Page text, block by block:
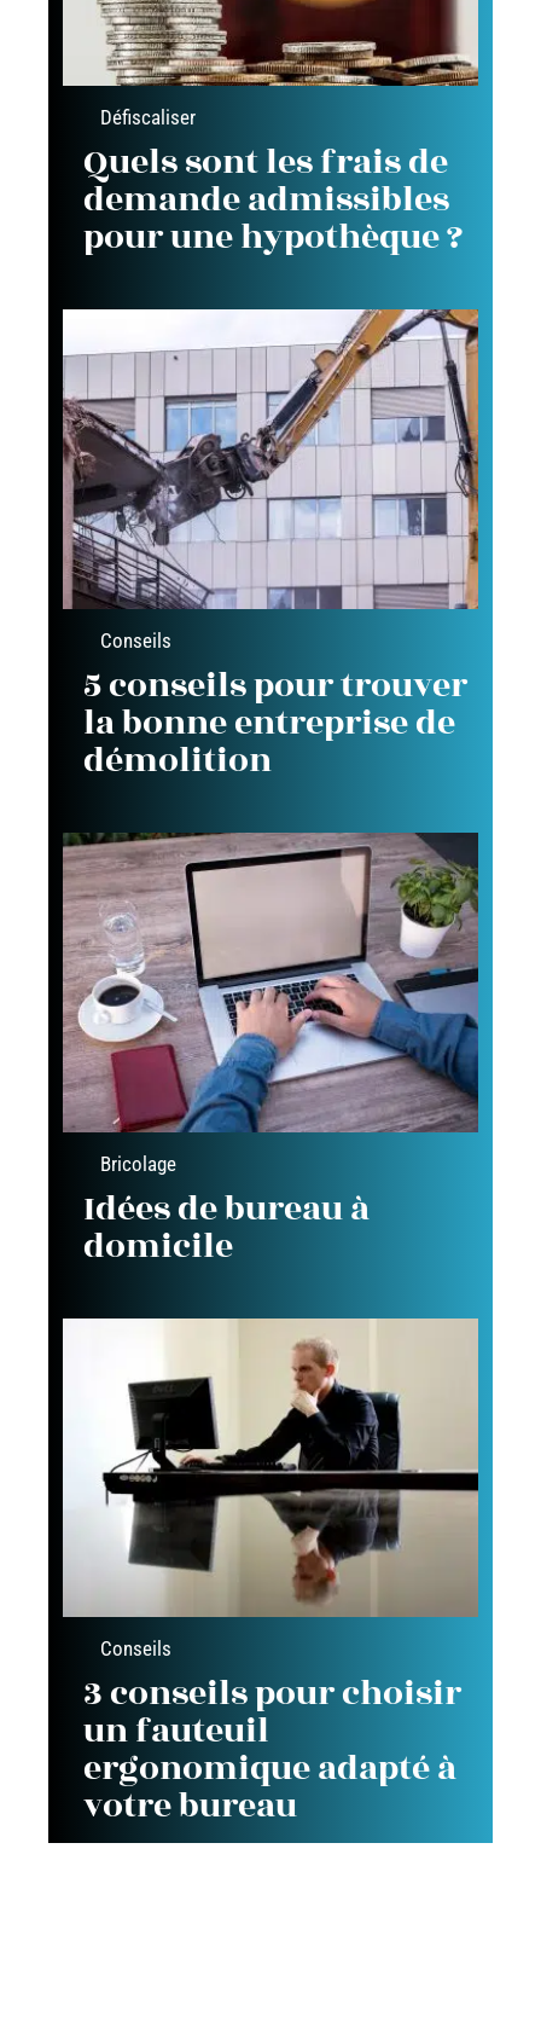
Défiscaliser
Quels sont les frais de
demande admissibles
pour une hypothèque ?
Conseils
5 conseils pour trouver
la bonne entreprise de
démolition
Bricolage
Idées de bureau à
domicile
Conseils
3 conseils pour choisir
un fauteuil
ergonomique adapté à
votre bureau